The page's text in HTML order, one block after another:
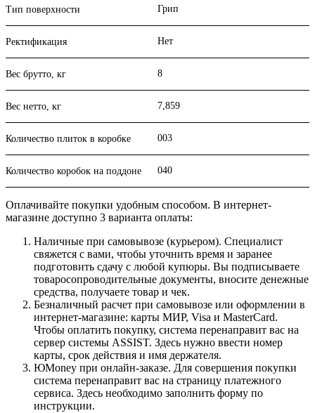
Тип поверхности Грип
Ректификация Нет
Вес брутто, кг 8
Вес нетто, кг 7,859
Количество плиток в коробке 003
Количество коробок на поддоне 040
Оплачивайте покупки удобным способом. В интернет-
магазине доступно 3 варианта оплаты:
Наличные при самовывозе (курьером). Специалист
свяжется с вами, чтобы уточнить время и заранее
подготовить сдачу с любой купюры. Вы подписываете
товаросопроводительные документы, вносите денежные
средства, получаете товар и чек.
Безналичный расчет при самовывозе или оформлении в
интернет-магазине: карты МИР, Visa и MasterCard.
Чтобы оплатить покупку, система перенаправит вас на
сервер системы ASSIST. Здесь нужно ввести номер
карты, срок действия и имя держателя.
ЮMoney при онлайн-заказе. Для совершения покупки
система перенаправит вас на страницу платежного
сервиса. Здесь необходимо заполнить форму по
инструкции.